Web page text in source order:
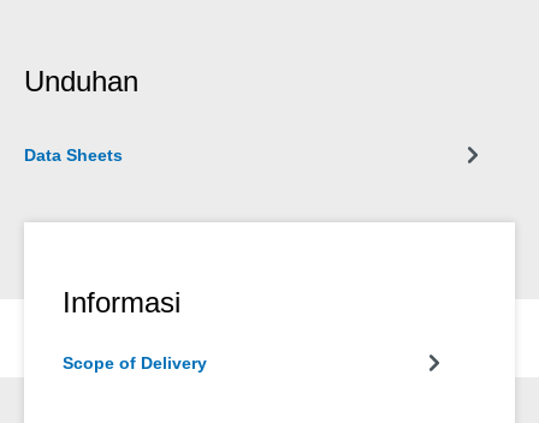
Unduhan
Data Sheets
Informasi
Scope of Delivery